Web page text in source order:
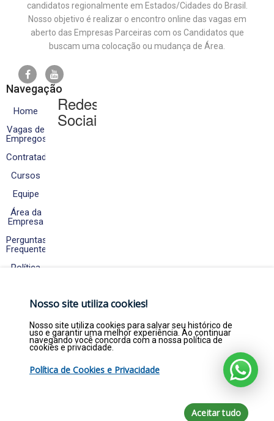
candidatos regionalmente em Estados/Cidades do Brasil.
Nosso objetivo é realizar o encontro online das vagas em
aberto das Empresas Parceiras com os Candidatos que
buscam uma colocação ou mudança de Área.
Navegação
Home
Vagas de
Empregos
Contratados
Cursos
Equipe
Área da
Empresa
Perguntas
Frequentes
Política
Privacidade
Fale
Conosco
Redes
Sociais
Copyright © 2026. Empregar Já Estágios e
Efetivos LTDA - CNPJ 22.369.844/0001-47 - Todos
direitos reservados por empregarja.com
Nosso site utiliza cookies!
Nosso site utiliza cookies para salvar seu histórico de
uso e garantir uma melhor experiência. Ao continuar
navegando você concorda com a nossa política de
cookies e privacidade.
Política de Cookies e Privacidade
Aceitar tudo